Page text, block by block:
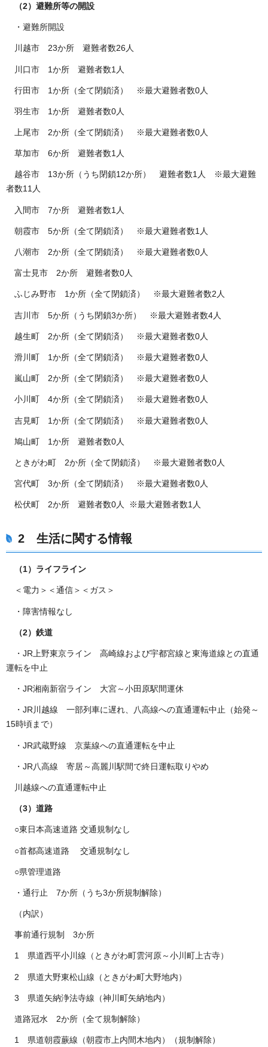
（2）避難所等の開設
・避難所開設
川越市 23か所 避難者数26人
川口市 1か所 避難者数1人
行田市 1か所（全て閉鎖済） ※最大避難者数0人
羽生市 1か所 避難者数0人
上尾市 2か所（全て閉鎖済） ※最大避難者数0人
草加市 6か所 避難者数1人
越谷市 13か所（うち閉鎖12か所） 避難者数1人 ※最大避難
者数11人
入間市 7か所 避難者数1人
朝霞市 5か所（全て閉鎖済） ※最大避難者数1人
八潮市 2か所（全て閉鎖済） ※最大避難者数0人
富士見市 2か所 避難者数0人
ふじみ野市 1か所（全て閉鎖済） ※最大避難者数2人
吉川市 5か所（うち閉鎖3か所） ※最大避難者数4人
越生町 2か所（全て閉鎖済） ※最大避難者数0人
滑川町 1か所（全て閉鎖済） ※最大避難者数0人
嵐山町 2か所（全て閉鎖済） ※最大避難者数0人
小川町 4か所（全て閉鎖済） ※最大避難者数0人
吉見町 1か所（全て閉鎖済） ※最大避難者数0人
鳩山町 1か所 避難者数0人
ときがわ町 2か所（全て閉鎖済） ※最大避難者数0人
宮代町 3か所（全て閉鎖済） ※最大避難者数0人
松伏町 2か所 避難者数0人 ※最大避難者数1人
2 生活に関する情報
（1）ライフライン
＜電力＞＜通信＞＜ガス＞
・障害情報なし
（2）鉄道
・JR上野東京ライン 高崎線および宇都宮線と東海道線との直通
運転を中止
・JR湘南新宿ライン 大宮～小田原駅間運休
・JR川越線 一部列車に遅れ、八高線への直通運転中止（始発～
15時頃まで）
・JR武蔵野線 京葉線への直通運転を中止
・JR八高線 寄居～高麗川駅間で終日運転取りやめ
川越線への直通運転中止
（3）道路
○東日本高速道路 交通規制なし
○首都高速道路 交通規制なし
○県管理道路
・通行止 7か所（うち3か所規制解除）
（内訳）
事前通行規制 3か所
1 県道西平小川線（ときがわ町雲河原～小川町上古寺）
2 県道大野東松山線（ときがわ町大野地内）
3 県道矢納浄法寺線（神川町矢納地内）
道路冠水 2か所（全て規制解除）
1 県道朝霞蕨線（朝霞市上内間木地内）（規制解除）